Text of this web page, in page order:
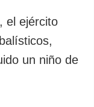
de
el ejército
un niño de